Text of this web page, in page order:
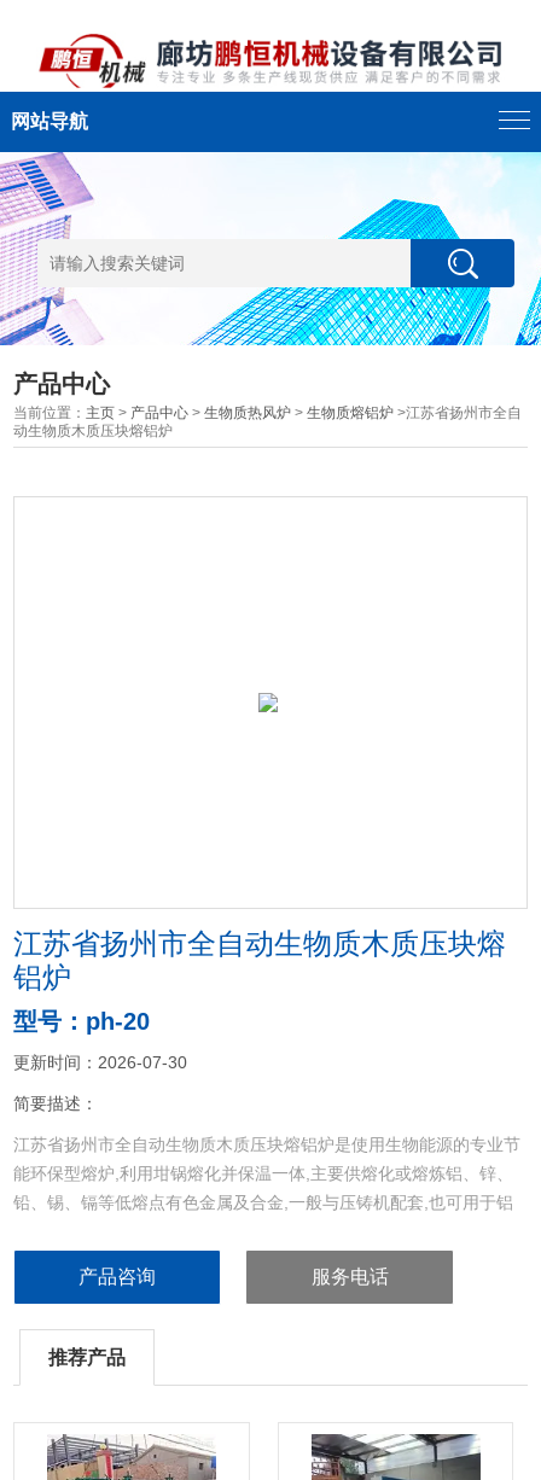
网站导航
产品中心
当前位置： 主页 > 产品中心 >生物质热风炉 >生物质熔铝炉 >江苏省扬州市全自
动生物质木质压块熔铝炉
江苏省扬州市全自动生物质木质压块熔
铝炉
型号：ph-20
更新时间：2026-07-30
简要描述：
江苏省扬州市全自动生物质木质压块熔铝炉是使用生物能源的专业节
能环保型熔炉,利用坩锅熔化并保温一体,主要供熔化或熔炼铝、锌、
铅、锡、镉等低熔点有色金属及合金,一般与压铸机配套,也可用于铝
30~60%的能耗成本。
产品咨询 服务电话
推荐产品